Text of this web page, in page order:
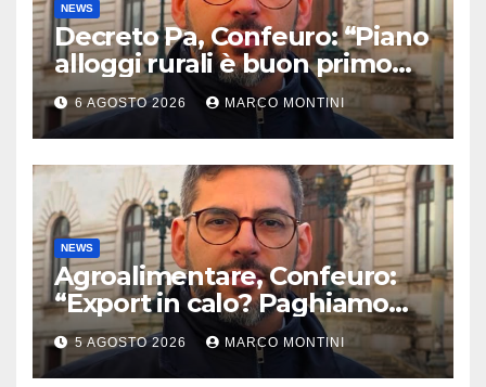
NEWS
Decreto Pa, Confeuro: “Piano
alloggi rurali è buon primo
passo ma da solo non basta”
6 AGOSTO 2026 MARCO MONTINI
NEWS
Agroalimentare, Confeuro:
“Export in calo? Paghiamo
prezzo accondiscendenza Ue
e Italia con Usa”
5 AGOSTO 2026 MARCO MONTINI